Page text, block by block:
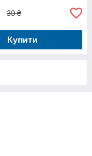
30 ₴
Купити